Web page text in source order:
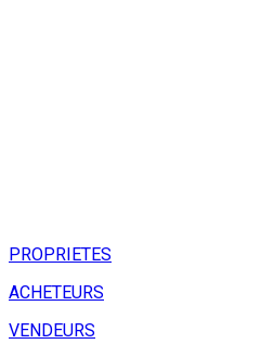
PROPRIETES
ACHETEURS
VENDEURS